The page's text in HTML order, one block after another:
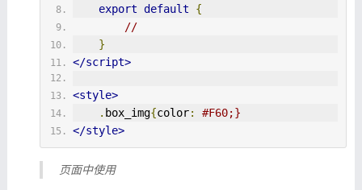
export default
{
//
}
</script>
<style>
. box_img{color:
#F60;}
</style>
页面中使用